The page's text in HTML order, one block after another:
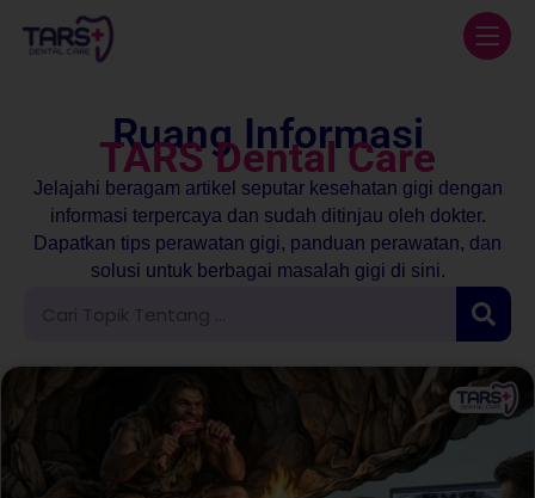
Ruang Informasi
TARS Dental Care
Jelajahi beragam artikel seputar kesehatan gigi dengan
informasi terpercaya dan sudah ditinjau oleh dokter.
Dapatkan tips perawatan gigi, panduan perawatan, dan
solusi untuk berbagai masalah gigi di sini.